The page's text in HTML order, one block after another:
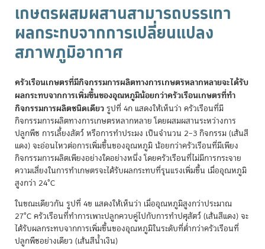
เกษตรผสมผสานสามารถบรรเทา
ผลกระทบจากการเปลี่ยนแปลง
สภาพภูมิอากาศ
ครัวเรือนเกษตรที่มีกิจกรรมการผลิตทางการเกษตรหลากหลายจะได้รับ
ผลกระทบจากการเพิ่มขึ้นของอุณหภูมิน้อยกว่าครัวเรือนเกษตรที่ทำ
กิจกรรมการผลิตชนิดเดียวรูปที่ 4ก แสดงให้เห็นว่า ครัวเรือนที่มี
กิจกรรมการผลิตทางการเกษตรหลากหลาย โดยผสมผสานระหว่างการ
ปลูกพืช การเลี้ยงสัตว์ หรือการทำประมง เป็นจำนวน 2–3 กิจกรรม (เส้นสี
แดง) จะอ่อนไหวต่อการเพิ่มขึ้นของอุณหภูมิ น้อยกว่าครัวเรือนที่มีเพียง
กิจกรรมการผลิตเพียงอย่างใดอย่างหนึ่ง โดยครัวเรือนที่ไม่มีการกระจาย
ความเสี่ยงในการทำเกษตรจะได้รับผลกระทบที่รุนแรงเพิ่มขึ้น เมื่ออุณหภูมิ
สูงกว่า 24°C
ในขณะเดียวกัน รูปที่ 4ข แสดงให้เห็นว่า เมื่ออุณหภูมิสูงกว่าประมาณ
27°C ครัวเรือนที่ทำการเพาะปลูกควบคู่ไปกับการทำปศุสัตว์ (เส้นสีแดง) จะ
ได้รับผลกระทบจากการเพิ่มขึ้นของอุณหภูมิในระดับที่ต่ำกว่าครัวเรือนที่
ปลูกพืชอย่างเดียว (เส้นสีน้ำเงิน)